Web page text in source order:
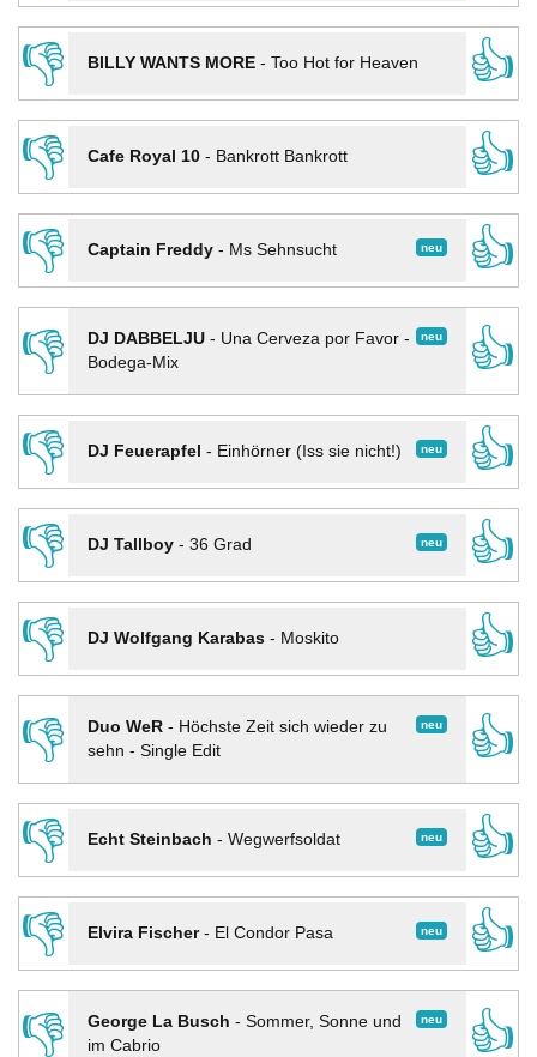
👎
BILLY WANTS MORE- Too Hot for Heaven
👍
👎
Cafe Royal 10- Bankrott Bankrott
👍
👎
neu
Captain Freddy- Ms Sehnsucht
👍
👎
neu
DJ DABBELJU- Una Cerveza por Favor -
Bodega-Mix
👍
👎
neu
DJ Feuerapfel - Einhörner (Iss sie nicht!)
👍
👎
neu
DJ Tallboy- 36 Grad
👍
👎
DJ Wolfgang Karabas- Moskito
👍
👎
neu
Duo WeR- Höchste Zeit sich wieder zu
sehn - Single Edit
👍
👎
neu
Echt Steinbach - Wegwerfsoldat
👍
👎
neu
Elvira Fischer- El Condor Pasa
👍
👎
neu
George La Busch - Sommer, Sonne und
im Cabrio
👍